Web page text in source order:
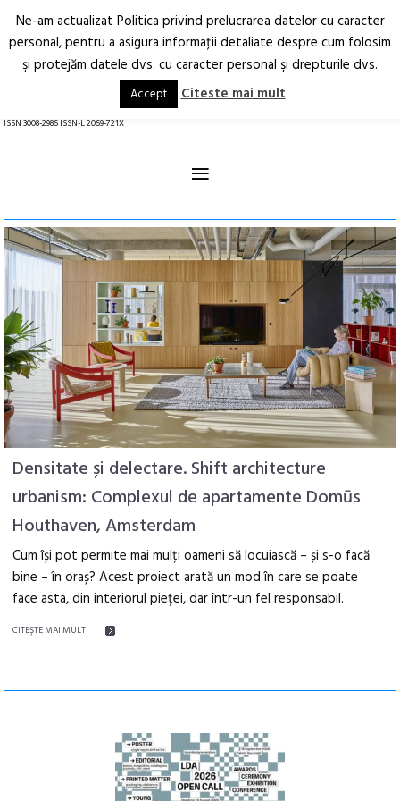
Arhitectură.
Oraș.
RO EN
ISSN 3008-2986 ISSN-L 2069-721X
≡
Densitate și delectare. Shift architecture
urbanism: Complexul de apartamente Domūs
Houthaven, Amsterdam
Cum își pot permite mai mulți oameni să locuiască – și s-o facă
bine – în oraș? Acest proiect arată un mod în care se poate
face asta, din interiorul pieței, dar într-un fel responsabil.
CITEŞTE MAI MULT
Ne-am actualizat Politica privind prelucrarea datelor cu caracter
personal, pentru a asigura informaţii detaliate despre cum folosim
şi protejăm datele dvs. cu caracter personal şi drepturile dvs.
Accept Citeste mai mult